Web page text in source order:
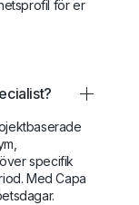
för er
specifik
Med Capa